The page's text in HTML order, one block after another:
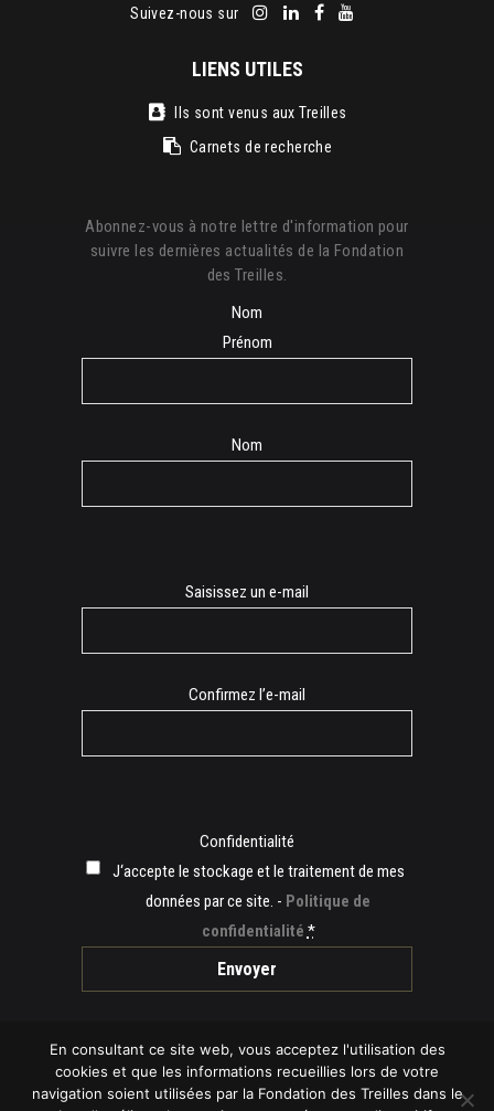
Suivez-nous sur
LIENS UTILES
Ils sont venus aux Treilles
Carnets de recherche
Abonnez-vous à notre lettre d'information pour
suivre les dernières actualités de la Fondation
des Treilles.
Nom
Prénom
Nom
Saisissez un e-mail
Confirmez l’e-mail
Confidentialité
J‘accepte le stockage et le traitement de mes
données par ce site. - Politique de
confidentialité *
En consultant ce site web, vous acceptez l'utilisation des
cookies et que les informations recueillies lors de votre
navigation soient utilisées par la Fondation des Treilles dans le